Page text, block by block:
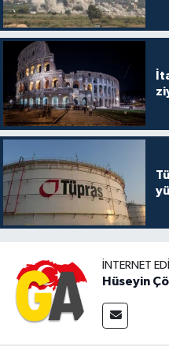
İNTERNET
Hüseyin